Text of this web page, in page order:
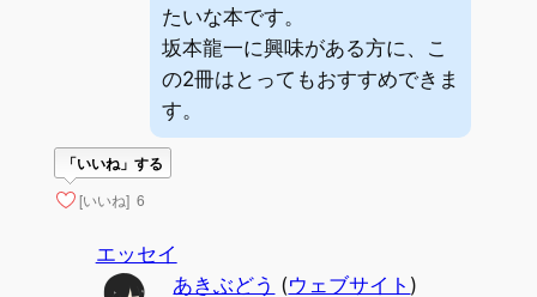
たいな本です。
坂本龍一に興味がある方に、こ
の2冊はとってもおすすめできま
す。
「いいね」する
[いいね] 6
エッセイ
あきぶどう (ウェブサイト )